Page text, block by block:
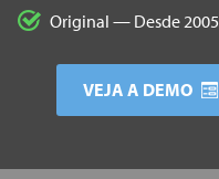
Original — Desde 2005
VEJA A DEMO